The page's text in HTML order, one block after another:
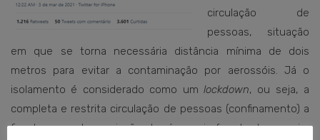
circulação de
pessoas, situação
em que se torna necessária distância mínima de dois
metros para evitar a contaminação por aerossóis. Já o
isolamento é considerado como um lockdown, ou seja, a
completa e restrita circulação de pessoas (confinamento) a
fim de que a transmissão do vírus seja freada de maneira